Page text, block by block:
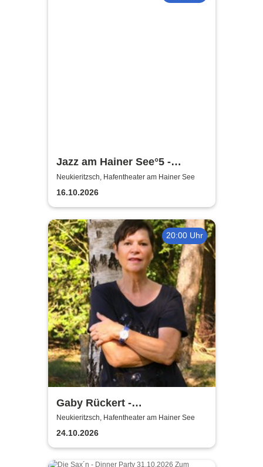
Jazz am Hainer See°5 -
Amarcord in Jazz | Wiesner4
präsentieren
Neukieritzsch, Hafentheater am Hainer See
16.10.2026
20:00 Uhr
Gaby Rückert -
Traditionskonzert am Hainer
See
Neukieritzsch, Hafentheater am Hainer See
24.10.2026